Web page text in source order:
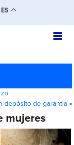
ES
depósito de garantía»
mujeres